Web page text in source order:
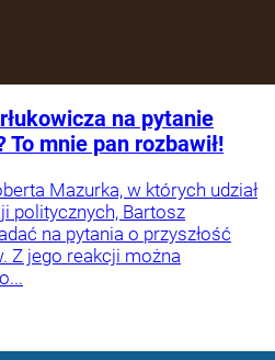
na pytanie
To mnie pan rozbawił!
Mazurka, w których udział
politycznych, Bartosz
na pytania o przyszłość
Z jego reakcji można